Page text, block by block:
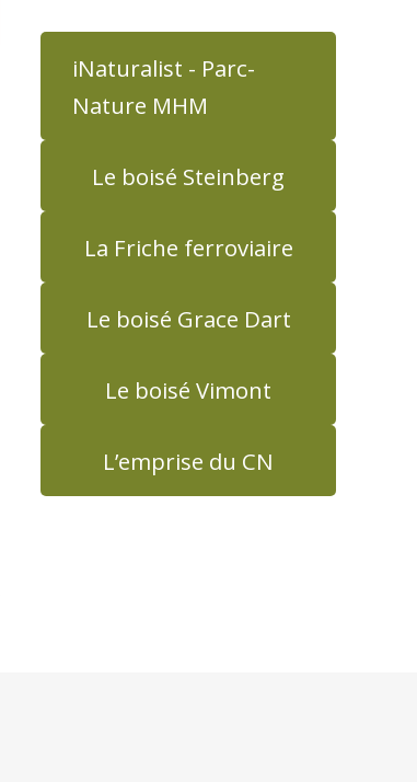
iNaturalist - Parc-
Nature MHM
Le boisé Steinberg
La Friche ferroviaire
Le boisé Grace Dart
Le boisé Vimont
L’emprise du CN